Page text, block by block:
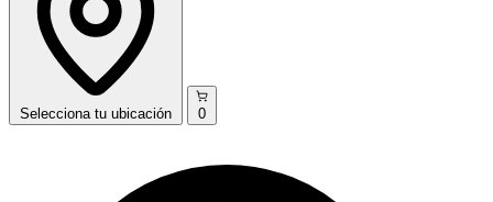
Selecciona tu ubicación 0